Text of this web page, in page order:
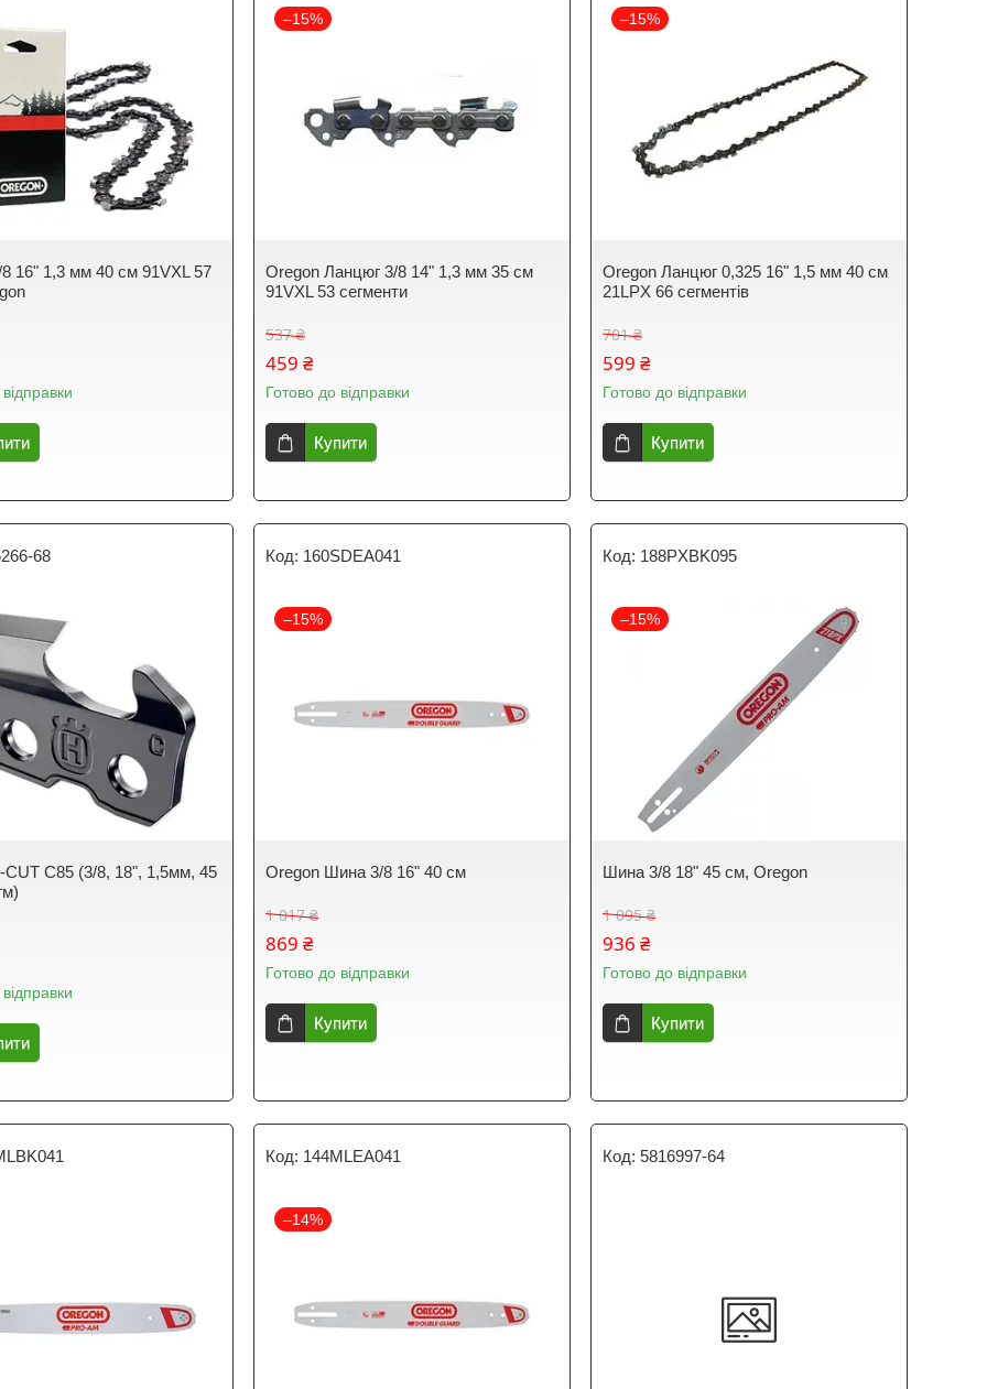
16" 1,3 мм 40 см 91VXL 57
–15%
Oregon Ланцюг 3/8 14" 1,3 мм 35 см
91VXL 53 сегменти
537 ₴
459 ₴
Готово до відправки
Купити
–15%
Oregon Ланцюг 0,325 16" 1,5 мм 40 см
21LPX 66 сегментів
701 ₴
599 ₴
Готово до відправки
Купити
68
CUT C85 (3/8, 18", 1,5мм, 45
160SDEA041
–15%
Oregon Шина 3/8 16" 40 см
1 017 ₴
869 ₴
Готово до відправки
Купити
188PXBK095
–15%
Шина 3/8 18" 45 см, Oregon
1 095 ₴
936 ₴
Готово до відправки
Купити
144MLEA041
–14%
5816997-64